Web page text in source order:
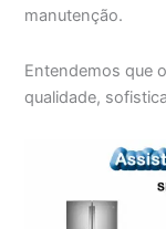
manutenção.
Entendemos que
qualidade,